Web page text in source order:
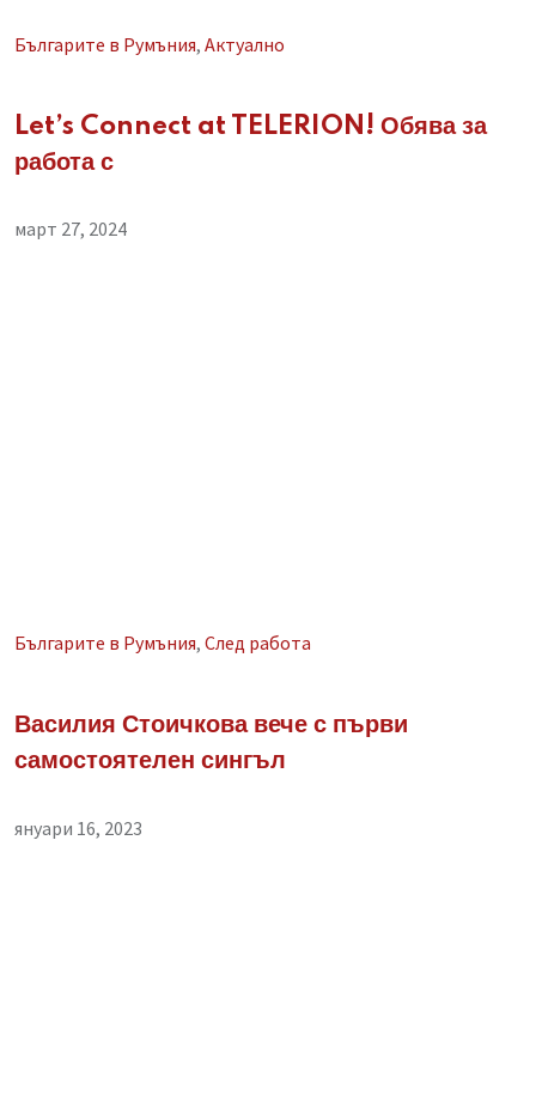
Българите в Румъния, Aктуално
Let’s Connect at TELERION! Обява за
работа с
март 27, 2024
Българите в Румъния, След работа
Василия Стоичкова вече с първи
самостоятелен сингъл
януари 16, 2023